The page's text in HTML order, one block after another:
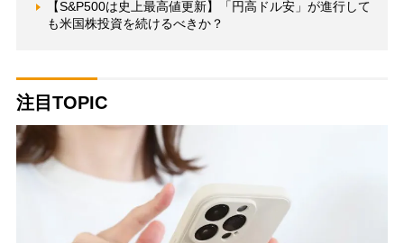
【S&P500は史上最高値更新】「円高ドル安」が進行して
も米国株投資を続けるべきか？
注目TOPIC